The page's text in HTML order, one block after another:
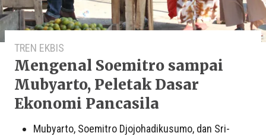
TREN EKBIS
Mengenal Soemitro sampai
Mubyarto, Peletak Dasar
Ekonomi Pancasila
Mubyarto, Soemitro Djojohadikusumo, dan Sri-